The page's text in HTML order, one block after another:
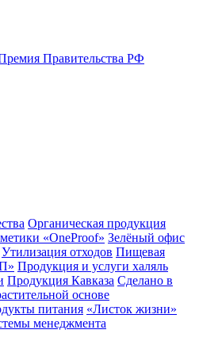
Правительства РФ
Органическая продукция
«OneProof» Зелёный офис
Утилизация отходов Пищевая
Продукция и услуги халяль
Продукция Кавказа Сделано в
основе
питания «Листок жизни»
менеджмента